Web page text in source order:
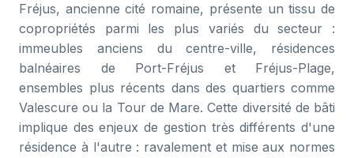
Fréjus, ancienne cité romaine, présente un tissu de
copropriétés parmi les plus variés du secteur :
immeubles anciens du centre-ville, résidences
balnéaires de Port-Fréjus et Fréjus-Plage,
ensembles plus récents dans des quartiers comme
Valescure ou la Tour de Mare. Cette diversité de bâti
implique des enjeux de gestion très différents d'une
résidence à l'autre : ravalement et mise aux normes